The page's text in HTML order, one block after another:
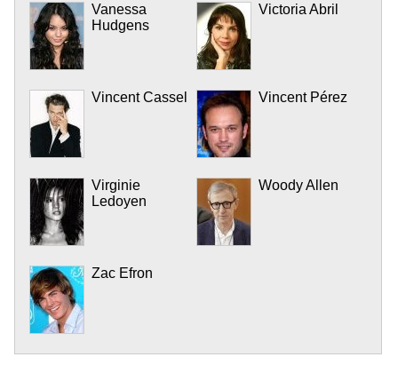
Vanessa
Hudgens
Victoria Abril
Vincent Cassel Vincent Pérez
Virginie
Ledoyen
Woody Allen
Zac Efron